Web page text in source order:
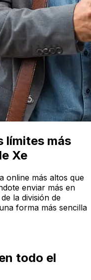
límites más
Xe
online más altos que
enviar más en
la división de
forma más sencilla
todo el